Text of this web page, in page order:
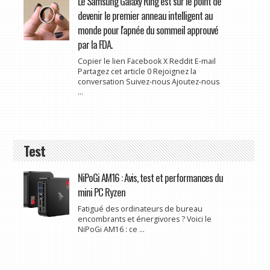
devenir le premier anneau intelligent au
monde pour l'apnée du sommeil approuvé
par la FDA.
Copier le lien Facebook X Reddit E-mail
Partagez cet article 0 Rejoignez la
conversation Suivez-nous Ajoutez-nous
...
Test
NiPoGi AM16 : Avis, test et performances du
mini PC Ryzen
Fatigué des ordinateurs de bureau
encombrants et énergivores ? Voici le
NiPoGi AM16 : ce ...